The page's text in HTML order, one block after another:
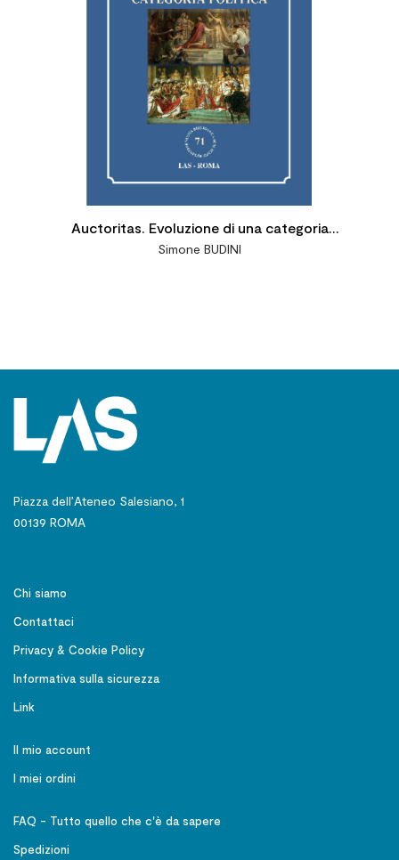
Auctoritas. Evoluzione di una categoria
politica
Simone BUDINI
Piazza dell’Ateneo Salesiano, 1
00139 ROMA
Chi siamo
Contattaci
Privacy & Cookie Policy
Informativa sulla sicurezza
Link
Il mio account
I miei ordini
FAQ - Tutto quello che c'è da sapere
Spedizioni